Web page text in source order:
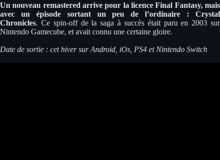
Un nouveau remastered arrive pour la licence Final Fantasy, mais
avec un épisode sortant un peu de l’ordinaire : Crystal
Chronicles. Ce spin-off de la saga à succès était paru en 2003 sur
Nintendo Gamecube, et avait connu une certaine gloire.
Date de sortie : cet hiver sur Android, iOs, PS4 et Nintendo Switch